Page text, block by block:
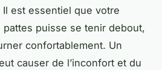
est essentiel que votre
pattes puisse se tenir debout,
confortablement. Un
causer de l’inconfort et du